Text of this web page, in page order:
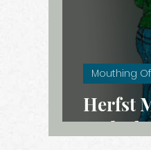
Herfst
Mouthing